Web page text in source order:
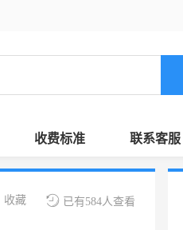
收费标准 联系客服
已有584人查看
收藏